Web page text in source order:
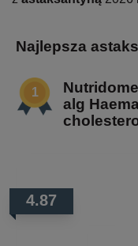
Najlepsza
alg
4.87